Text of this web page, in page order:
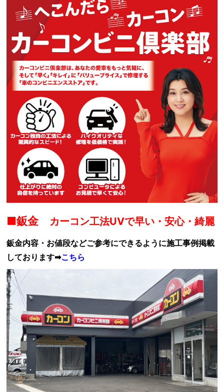
■鈑金 カーコン工法UVで早い・安心・綺麗
鈑金内容・お値段などご参考にできるように施工事例掲載
しております➡こちら